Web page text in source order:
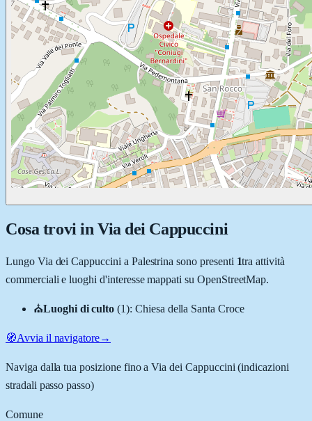
Cosa trovi in Via dei Cappuccini
Lungo Via dei Cappuccini a Palestrina sono presenti 1tra attività
commerciali e luoghi d'interesse mappati su OpenStreetMap.
⛪Luoghi di culto (1): Chiesa della Santa Croce
🧭Avvia il navigatore→
Naviga dalla tua posizione fino aVia dei Cappuccini (indicazioni
stradali passo passo)
Comune